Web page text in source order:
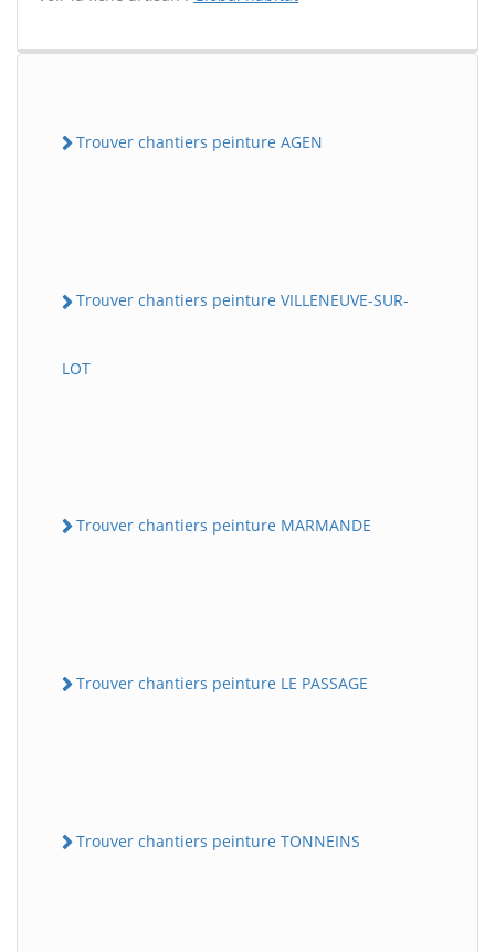
Trouver chantiers peinture AGEN
Trouver chantiers peinture VILLENEUVE-SUR-
LOT
Trouver chantiers peinture MARMANDE
Trouver chantiers peinture LE PASSAGE
Trouver chantiers peinture TONNEINS